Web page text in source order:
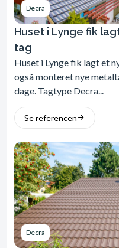
Decra
Huset i Lynge fik
tag
Huset i Lynge fik lagt et
også monteret nye
dage. Tagtype Decra...
Se referencen
Decra